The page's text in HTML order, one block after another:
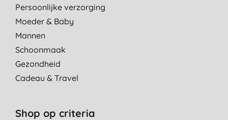
Persoonlijke verzorging
Moeder & Baby
Mannen
Schoonmaak
Gezondheid
Cadeau & Travel
Shop op criteria